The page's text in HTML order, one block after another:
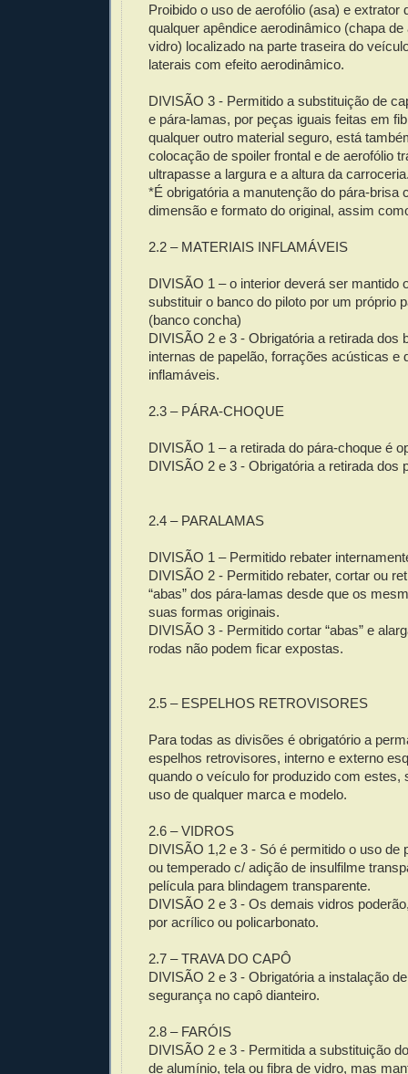
Proibido o uso de aerofólio (asa) e extrator
qualquer apêndice aerodinâmico (chapa
vidro) localizado na parte traseira do
laterais com efeito aerodinâmico.
DIVISÃO 3 - Permitido a substituição de
e pára-lamas, por peças iguais feitas em
qualquer outro material seguro, está
colocação de spoiler frontal e de aerofólio
ultrapasse a largura e a altura da
*É obrigatória a manutenção do pára-brisa
dimensão e formato do original, assim
2.2 – MATERIAIS INFLAMÁVEIS
DIVISÃO 1 – o interior deverá ser mantido
substituir o banco do piloto por um próprio
(banco concha)
DIVISÃO 2 e 3 - Obrigatória a retirada dos
internas de papelão, forrações acústicas e
inflamáveis.
2.3 – PÁRA-CHOQUE
DIVISÃO 1 – a retirada do pára-choque é
DIVISÃO 2 e 3 - Obrigatória a retirada dos
2.4 – PARALAMAS
DIVISÃO 1 – Permitido rebater
DIVISÃO 2 - Permitido rebater, cortar ou
“abas” dos pára-lamas desde que os
suas formas originais.
DIVISÃO 3 - Permitido cortar “abas” e
rodas não podem ficar expostas.
2.5 – ESPELHOS RETROVISORES
Para todas as divisões é obrigatório a
espelhos retrovisores, interno e externo
quando o veículo for produzido com estes,
uso de qualquer marca e modelo.
2.6 – VIDROS
DIVISÃO 1,2 e 3 - Só é permitido o uso de
ou temperado c/ adição de insulfilme
película para blindagem transparente.
DIVISÃO 2 e 3 - Os demais vidros
por acrílico ou policarbonato.
2.7 – TRAVA DO CAPÔ
DIVISÃO 2 e 3 - Obrigatória a instalação
segurança no capô dianteiro.
2.8 – FARÓIS
DIVISÃO 2 e 3 - Permitida a substituição
de alumínio, tela ou fibra de vidro, mas